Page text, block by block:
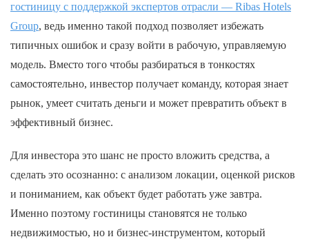
гостиницу с поддержкой экспертов отрасли — Ribas Hotels
Group, ведь именно такой подход позволяет избежать
типичных ошибок и сразу войти в рабочую, управляемую
модель. Вместо того чтобы разбираться в тонкостях
самостоятельно, инвестор получает команду, которая знает
рынок, умеет считать деньги и может превратить объект в
эффективный бизнес.
Для инвестора это шанс не просто вложить средства, а
сделать это осознанно: с анализом локации, оценкой рисков
и пониманием, как объект будет работать уже завтра.
Именно поэтому гостиницы становятся не только
недвижимостью, но и бизнес-инструментом, который